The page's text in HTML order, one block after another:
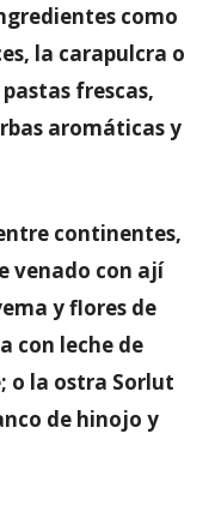
como
la carapulcra o
frescas,
aromáticas y
continentes,
venado con ají
y flores de
con leche de
o la ostra Sorlut
de hinojo y